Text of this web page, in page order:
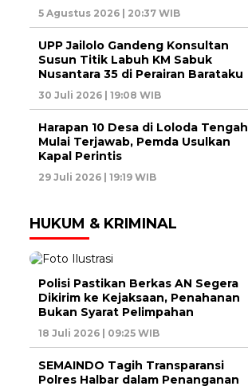
5 Agustus 2026 | 20:37 WIB
UPP Jailolo Gandeng Konsultan
Susun Titik Labuh KM Sabuk
Nusantara 35 di Perairan Barataku
30 Juli 2026 | 19:08 WIB
Harapan 10 Desa di Loloda Tengah
Mulai Terjawab, Pemda Usulkan
Kapal Perintis
29 Juli 2026 | 19:19 WIB
HUKUM & KRIMINAL
Polisi Pastikan Berkas AN Segera
Dikirim ke Kejaksaan, Penahanan
Bukan Syarat Pelimpahan
18 Juli 2026 | 09:25 WIB
SEMAINDO Tagih Transparansi
Polres Halbar dalam Penanganan